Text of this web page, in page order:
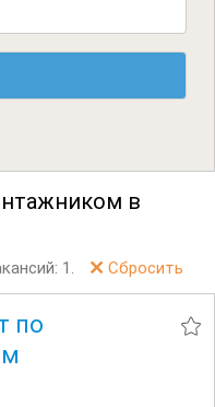
в
1. Сбросить
по